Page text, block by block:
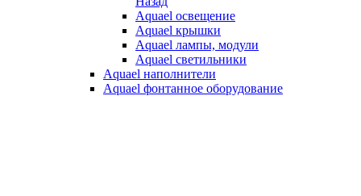
Aquael освещение
Aquael крышки
Aquael лампы, модули
Aquael светильники
Aquael наполнители
Aquael фонтанное оборудование